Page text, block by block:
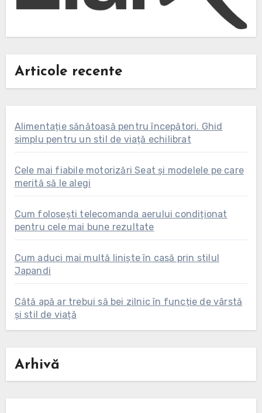
Articole recente
Alimentație sănătoasă pentru începători. Ghid
simplu pentru un stil de viață echilibrat
Cele mai fiabile motorizări Seat și modelele pe care
merită să le alegi
Cum folosești telecomanda aerului condiționat
pentru cele mai bune rezultate
Cum aduci mai multă liniște în casă prin stilul
Japandi
Câtă apă ar trebui să bei zilnic în funcție de vârstă
și stil de viață
Arhivă